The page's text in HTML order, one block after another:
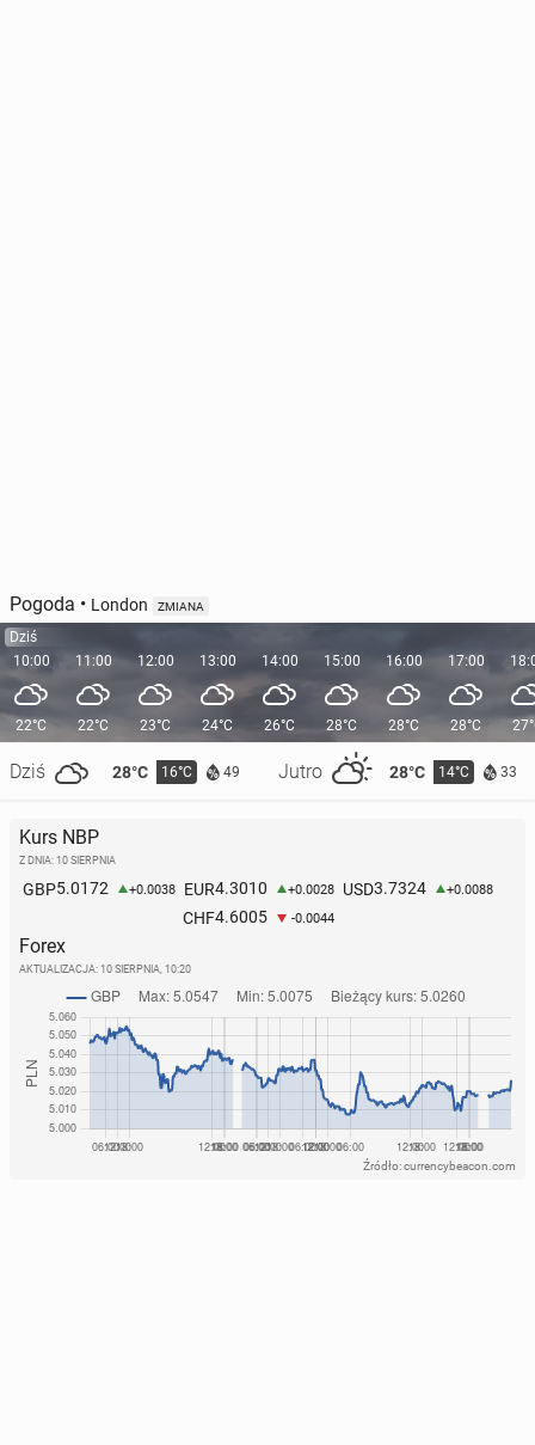
Pogoda • London ZMIANA
Dziś
10:00
22°C
Dziś 28°C 16°C 49 Jutro 28°C 14°C 33
11:00
22°C
12:00
23°C
13:00
24°C
14:00
26°C
15:00
28°C
16:00
28°C
17:00
28°C
Kurs NBP
Z DNIA: 10 SIERPNIA
GBP5.0172 +0.0038 EUR4.3010 +0.0028 USD3.7324 +0.0088
CHF4.6005 -0.0044
Forex
AKTUALIZACJA: 10 SIERPNIA, 10:20
Źródło: currencybeacon.com